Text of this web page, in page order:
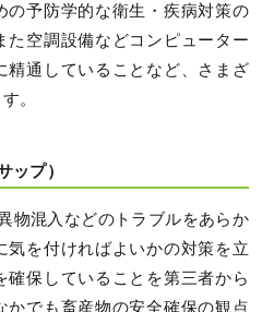
の予防学的な衛生・疾病対策の
た空調設備などコンピューター
精通していることなど、さまざ
。
ップ）
物混入などのトラブルをあらか
気を付ければよいかの対策を立
保していることを第三者から
かでも畜産物の安全確保の観点